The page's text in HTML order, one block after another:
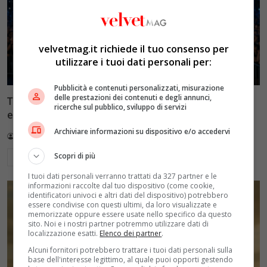
Tim Battiti Live 2026: la prima puntata tra assenti
eccellenti e polemiche social
Redazione VelvetMAG 14 Luglio 2026
Leggi di più
velvetmag.it richiede il tuo consenso per
utilizzare i tuoi dati personali per:
Pubblicità e contenuti personalizzati, misurazione
delle prestazioni dei contenuti e degli annunci,
ricerche sul pubblico, sviluppo di servizi
Archiviare informazioni su dispositivo e/o accedervi
Scopri di più
I tuoi dati personali verranno trattati da 327 partner e le
informazioni raccolte dal tuo dispositivo (come cookie,
identificatori univoci e altri dati del dispositivo) potrebbero
essere condivise con questi ultimi, da loro visualizzate e
memorizzate oppure essere usate nello specifico da questo
sito. Noi e i nostri partner potremmo utilizzare dati di
localizzazione esatti. Elenco dei partner.
Alcuni fornitori potrebbero trattare i tuoi dati personali sulla
base dell'interesse legittimo, al quale puoi opporti gestendo